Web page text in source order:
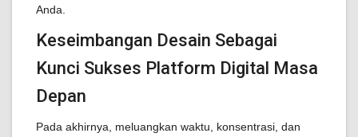
Anda.
Keseimbangan Desain Sebagai
Kunci Sukses Platform Digital Masa
Depan
Pada akhirnya, meluangkan waktu, konsentrasi, dan